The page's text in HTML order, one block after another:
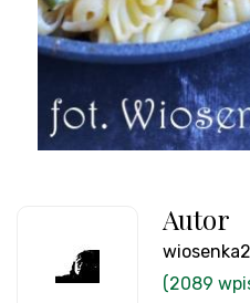
Autor
(2089